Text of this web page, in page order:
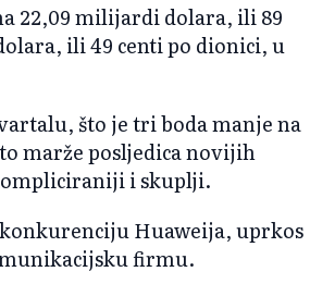
22,09 milijardi dolara, ili 89
ili 49 centi po dionici, u
što je tri boda manje na
marže posljedica novijih
i skuplji.
Huaweija, uprkos
firmu.